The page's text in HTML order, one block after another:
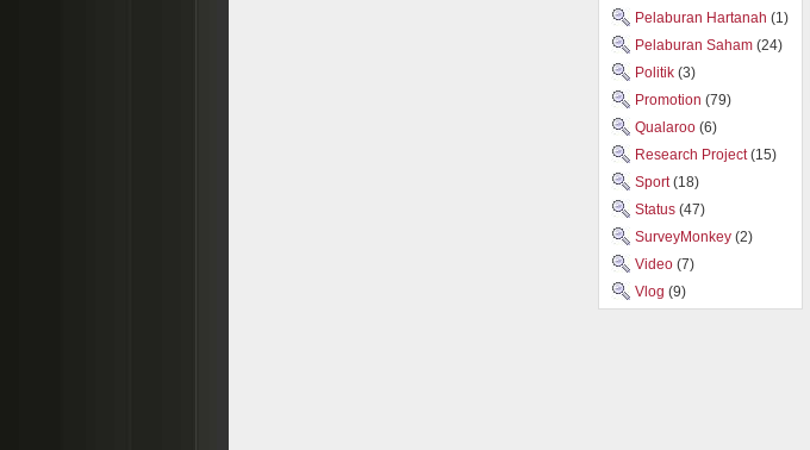
Pelaburan Hartanah (1)
Pelaburan Saham (24)
Politik (3)
Promotion (79)
Qualaroo (6)
Research Project(15)
Sport(18)
Status (47)
SurveyMonkey (2)
Video (7)
Vlog (9)